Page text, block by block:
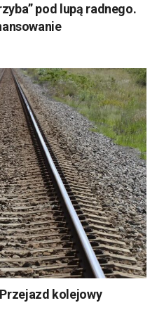
pod lupą radnego.
kolejowy